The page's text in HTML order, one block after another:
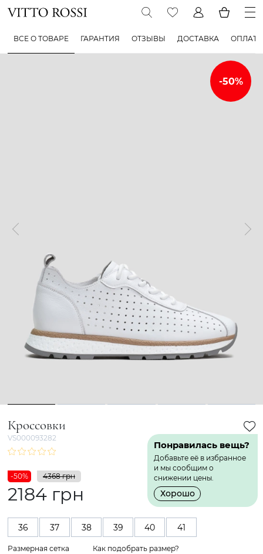
ВСЕ О ТОВАРЕ ГАРАНТИЯ ОТЗЫВЫ ДОСТАВКА ОПЛАТА
1 2 3 4 5
Кроссовки
VS000093282
Понравилась вещь?
Добавьте её в избранное
и мы сообщим о
снижении цены.
Хорошо
-50% 4368 грн
2184 грн
36 37 38 39 40 41
Размерная сетка Как подобрать размер?